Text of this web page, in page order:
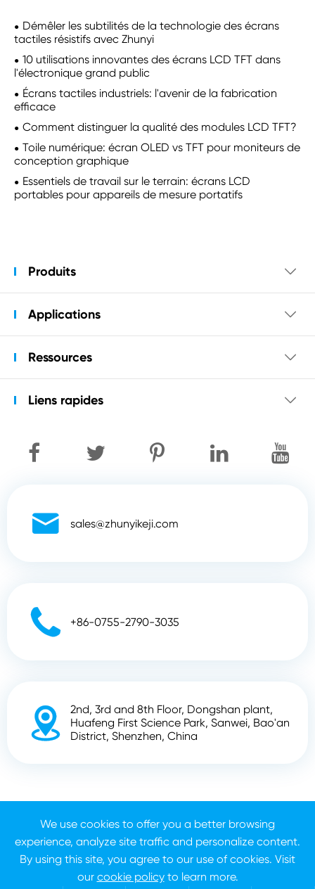
Démêler les subtilités de la technologie des écrans
tactiles résistifs avec Zhunyi
10 utilisations innovantes des écrans LCD TFT dans
l'électronique grand public
Écrans tactiles industriels: l'avenir de la fabrication
efficace
Comment distinguer la qualité des modules LCD TFT?
Toile numérique: écran OLED vs TFT pour moniteurs de
conception graphique
Essentiels de travail sur le terrain: écrans LCD
portables pour appareils de mesure portatifs
Produits 
Applications 
Ressources 
Liens rapides 
 sales@zhunyikeji.com
 +86-0755-2790-3035

2nd, 3rd and 8th Floor, Dongshan plant,
Huafeng First Science Park, Sanwei, Bao'an
District, Shenzhen, China
Tous droits réservés.
Plan du site
Politique de confidentialité
We use cookies to offer you a better browsing
experience, analyze site traffic and personalize content.
By using this site, you agree to our use of cookies. Visit
our cookie policyto learn more.